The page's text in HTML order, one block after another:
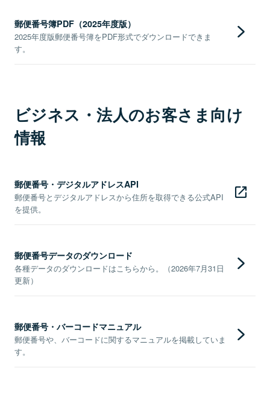
郵便番号簿PDF（2025年度版）
2025年度版郵便番号簿をPDF形式でダウンロードできま
す。
ビジネス・法人のお客さま向け
情報
郵便番号・デジタルアドレスAPI
郵便番号とデジタルアドレスから住所を取得できる公式API
を提供。
郵便番号データのダウンロード
各種データのダウンロードはこちらから。（2026年7月31日
更新）
郵便番号・バーコードマニュアル
郵便番号や、バーコードに関するマニュアルを掲載していま
す。